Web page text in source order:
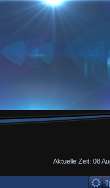
Aktuelle Zeit: 08